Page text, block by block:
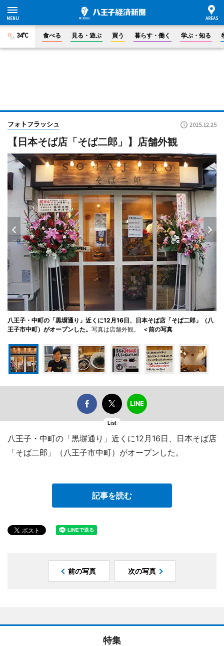
34°C 食べる 見る・遊ぶ 買う 暮らす・働く 学ぶ・知る
フォトフラッシュ 2015.12.25
【日本そば店「そば二郎」】店舗外観
八王子・中町の「黒塀通り」近くに12月16日、日本そば店「そば二郎」（八
王子市中町）がオープンした。 写真は店舗外観。 ＜前の写真
List
八王子・中町の「黒塀通り」近くに12月16日、日本そば店
「そば二郎」（八王子市中町）がオープンした。
記事を読む
前の写真 次の写真
特集